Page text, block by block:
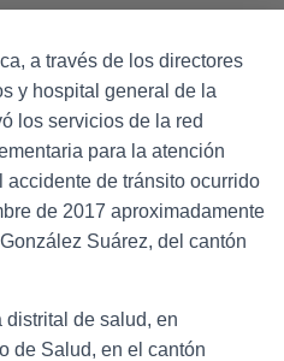
a través de los directores
y hospital general de la
los servicios de la red
para la atención
de tránsito ocurrido
de 2017 aproximadamente
Suárez, del cantón
de salud, en
de Salud, en el cantón